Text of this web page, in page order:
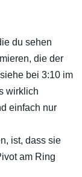
du sehen
die der
bei 3:10 im
wirklich
einfach nur
ist, dass sie
am Ring